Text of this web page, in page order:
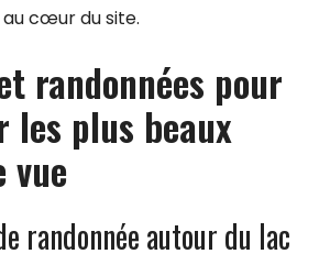
cœur du site.
randonnées pour
les plus beaux
vue
randonnée autour du lac